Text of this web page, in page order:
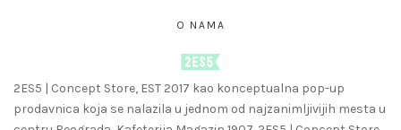
O NAMA
2ES5 | Concept Store, EST 2017 kao konceptualna pop-up
prodavnica koja se nalazila u jednom od najzanimljivijih mesta u